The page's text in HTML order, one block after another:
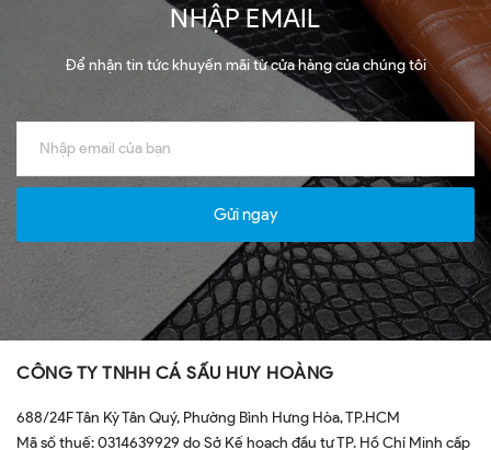
NHẬP EMAIL
Để nhận tin tức khuyến mãi từ cửa hàng của chúng tôi
Gửi ngay
CÔNG TY TNHH CÁ SẤU HUY HOÀNG
688/24F Tân Kỳ Tân Quý, Phường Bình Hưng Hòa, TP.HCM
Mã số thuế: 0314639929 do Sở Kế hoạch đầu tư TP. Hồ Chí Minh cấp